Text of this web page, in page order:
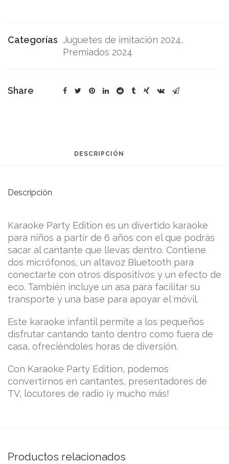
Categorías Juguetes de imitación 2024,
Premiados 2024
Share
DESCRIPCIÓN
Descripción
Karaoke Party Edition es un divertido karaoke
para niños a partir de 6 años con el que podrás
sacar al cantante que llevas dentro. Contiene
dos micrófonos, un altavoz Bluetooth para
conectarte con otros dispositivos y un efecto de
eco. También incluye un asa para facilitar su
transporte y una base para apoyar el móvil.
Este karaoke infantil permite a los pequeños
disfrutar cantando tanto dentro como fuera de
casa, ofreciéndoles horas de diversión.
Con Karaoke Party Edition, podemos
convertirnos en cantantes, presentadores de
TV, locutores de radio ¡y mucho más!
Productos relacionados